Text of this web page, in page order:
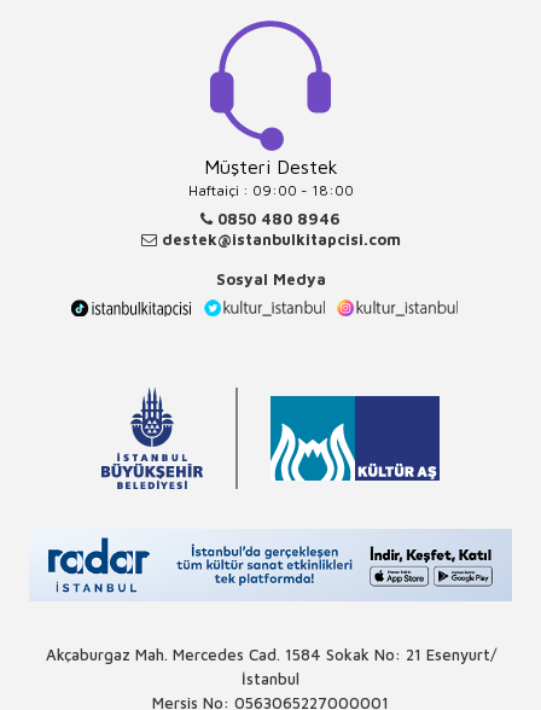
Müşteri Destek
Haftaiçi : 09:00 - 18:00
0850 480 8946
destek@istanbulkitapcisi.com
Sosyal Medya
Akçaburgaz Mah. Mercedes Cad. 1584 Sokak No: 21 Esenyurt/
İstanbul
Mersis No: 0563065227000001